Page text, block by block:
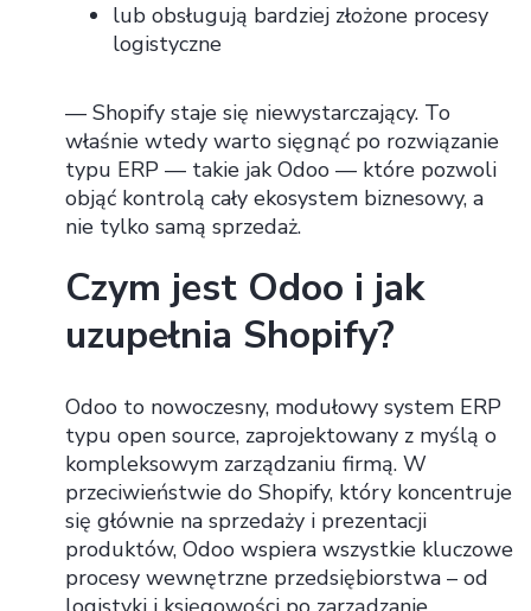
lub obsługują bardziej złożone procesy
logistyczne
— Shopify staje się niewystarczający. To
właśnie wtedy warto sięgnąć po rozwiązanie
typu ERP — takie jak Odoo — które pozwoli
objąć kontrolą cały ekosystem biznesowy, a
nie tylko samą sprzedaż.
Czym jest Odoo i jak
uzupełnia Shopify?
Odoo to nowoczesny, modułowy system ERP
typu open source, zaprojektowany z myślą o
kompleksowym zarządzaniu firmą. W
przeciwieństwie do Shopify, który koncentruje
się głównie na sprzedaży i prezentacji
produktów, Odoo wspiera wszystkie kluczowe
procesy wewnętrzne przedsiębiorstwa – od